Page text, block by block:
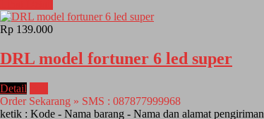
Rp 139.000
DRL model fortuner 6 led super
Detail
Order Sekarang » SMS : 087877999968
ketik : Kode - Nama barang - Nama dan alamat pengiriman